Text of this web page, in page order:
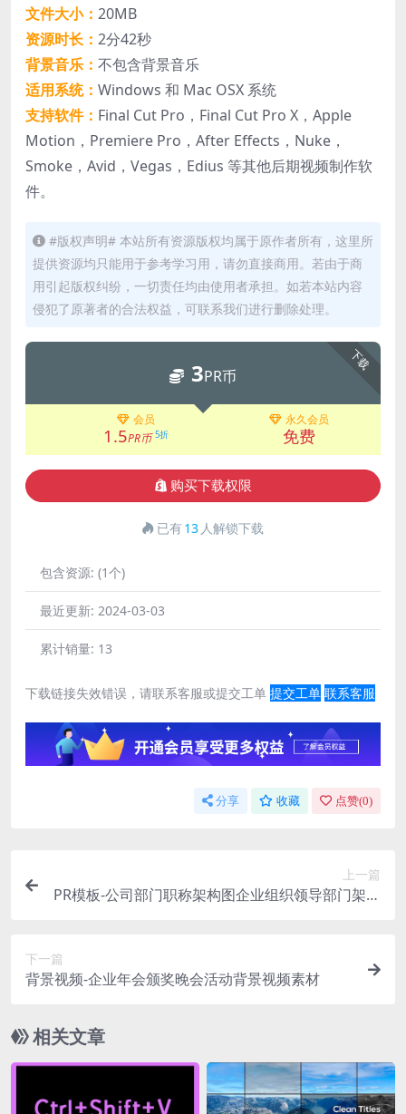
文件大小： 20MB
资源时长： 2分42秒
背景音乐： 不包含背景音乐
适用系统： Windows 和 Mac OSX 系统
支持软件： Final Cut Pro，Final Cut Pro X，Apple
Motion，Premiere Pro，After Effects，Nuke，
Smoke，Avid，Vegas，Edius 等其他后期视频制作软
件。
#版权声明# 本站所有资源版权均属于原作者所有，这里所
提供资源均只能用于参考学习用，请勿直接商用。若由于商
用引起版权纠纷，一切责任均由使用者承担。如若本站内容
侵犯了原著者的合法权益，可联系我们进行删除处理。
下载
3PR币
会员
1.5PR币 5折
永久会员
免费
购买下载权限
已有13 人解锁下载
包含资源: (1个)
最近更新: 2024-03-03
累计销量: 13
下载链接失效错误，请联系客服或提交工单 提交工单 联系客服
分享 收藏 点赞(0)
上一篇
PR模板-公司部门职称架构图企业组织领导部门架构
下一篇
背景视频-企业年会颁奖晚会活动背景视频素材
相关文章